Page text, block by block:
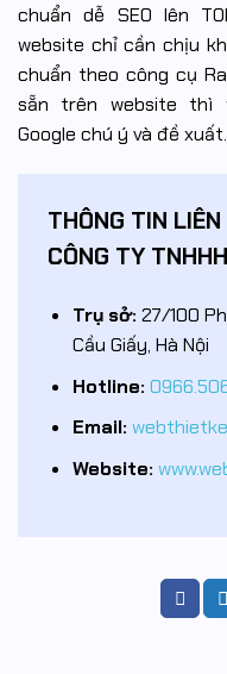
chuẩn dễ SEO lên
website chỉ cần chịu
chuẩn theo công cụ
sẵn trên website thì
Google chú ý và đề xuất.
THÔNG TIN LIÊN
CÔNG TY
Trụ sở: 27/100
Cầu Giấy, Hà Nội
Hotline:
Email:
Website: